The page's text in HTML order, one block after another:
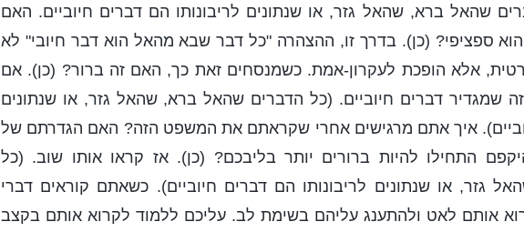
שהאל ברא, שהאל גזר, או שנתונים לריבונותו הם דברים חיוביים. האם
ספציפי? (כן). בדרך זו, ההצהרה "כל דבר שבא מהאל הוא דבר חיובי" לא
אלא הופכת לעקרון-אמת. כשמנסחים זאת כך, האם זה ברור? (כן). אם
שמגדיר דברים חיוביים. (כל הדברים שהאל ברא, שהאל גזר, או שנתונים
איך אתם מרגישים אחרי שקראתם את המשפט הזה? האם הגדרתם של
התחילו להיות ברורים יותר בליבכם? (כן). אז קראו אותו שוב. (כל
גזר, או שנתונים לריבונותו הם דברים חיוביים). כשאתם קוראים דברי
אותם לאט ולהתענג עליהם בשימת לב. עליכם ללמוד לקרוא אותם בקצב